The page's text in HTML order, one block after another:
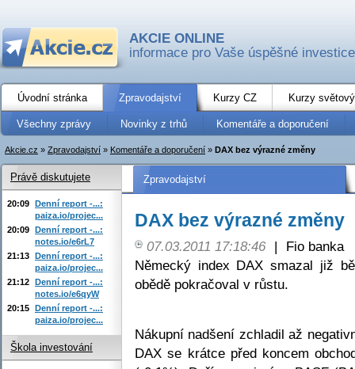
AKCIE ONLINE
informace pro Vaše úspěšné investice
Úvodní stránka Zpravodajství Kurzy CZ Kurzy
Všechny zprávy Novinky z trhů Komentáře a doporučení
Akcie.cz » Zpravodajství » Komentáře a doporučení » DAX bez výrazné změny
Zpravodajství
DAX bez výrazné změny
07.03.2011 17:18:46 |
Fio banka
Německý index DAX smazal již
obědě pokračoval v růstu.
Nákupní nadšení zchladil až
DAX se krátce před koncem
Právě diskutujete
20:09 Denní report -...:
paiza.io/projec...
20:09 Denní report -...:
notes.io/e6rL7
21:13 Denní report -...:
paiza.io/projec...
21:12 Denní report -...:
notes.io/e6qyW
20:15 Denní report -...:
paiza.io/projec...
Škola investování